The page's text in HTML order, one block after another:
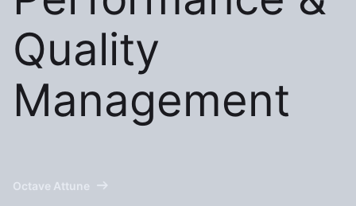
Quality
Management
Octave Attune